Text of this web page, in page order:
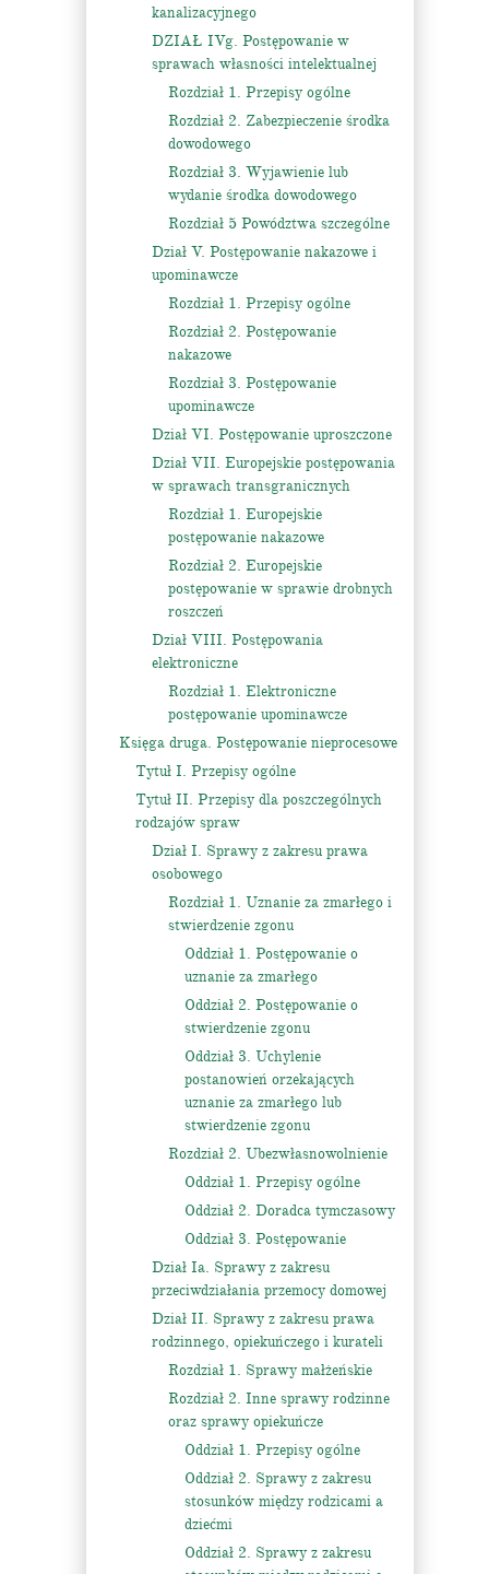
kanalizacyjnego
DZIAŁ IVg. Postępowanie w
sprawach własności intelektualnej
Rozdział 1. Przepisy ogólne
Rozdział 2. Zabezpieczenie środka
dowodowego
Rozdział 3. Wyjawienie lub
wydanie środka dowodowego
Rozdział 5 Powództwa szczególne
Dział V. Postępowanie nakazowe i
upominawcze
Rozdział 1. Przepisy ogólne
Rozdział 2. Postępowanie
nakazowe
Rozdział 3. Postępowanie
upominawcze
Dział VI. Postępowanie uproszczone
Dział VII. Europejskie postępowania
w sprawach transgranicznych
Rozdział 1. Europejskie
postępowanie nakazowe
Rozdział 2. Europejskie
postępowanie w sprawie drobnych
roszczeń
Dział VIII. Postępowania
elektroniczne
Rozdział 1. Elektroniczne
postępowanie upominawcze
Księga druga. Postępowanie nieprocesowe
Tytuł I. Przepisy ogólne
Tytuł II. Przepisy dla poszczególnych
rodzajów spraw
Dział I. Sprawy z zakresu prawa
osobowego
Rozdział 1. Uznanie za zmarłego i
stwierdzenie zgonu
Oddział 1. Postępowanie o
uznanie za zmarłego
Oddział 2. Postępowanie o
stwierdzenie zgonu
Oddział 3. Uchylenie
postanowień orzekających
uznanie za zmarłego lub
stwierdzenie zgonu
Rozdział 2. Ubezwłasnowolnienie
Oddział 1. Przepisy ogólne
Oddział 2. Doradca tymczasowy
Oddział 3. Postępowanie
Dział Ia. Sprawy z zakresu
przeciwdziałania przemocy domowej
Dział II. Sprawy z zakresu prawa
rodzinnego, opiekuńczego i kurateli
Rozdział 1. Sprawy małżeńskie
Rozdział 2. Inne sprawy rodzinne
oraz sprawy opiekuńcze
Oddział 1. Przepisy ogólne
Oddział 2. Sprawy z zakresu
stosunków między rodzicami a
dziećmi
Oddział 2. Sprawy z zakresu